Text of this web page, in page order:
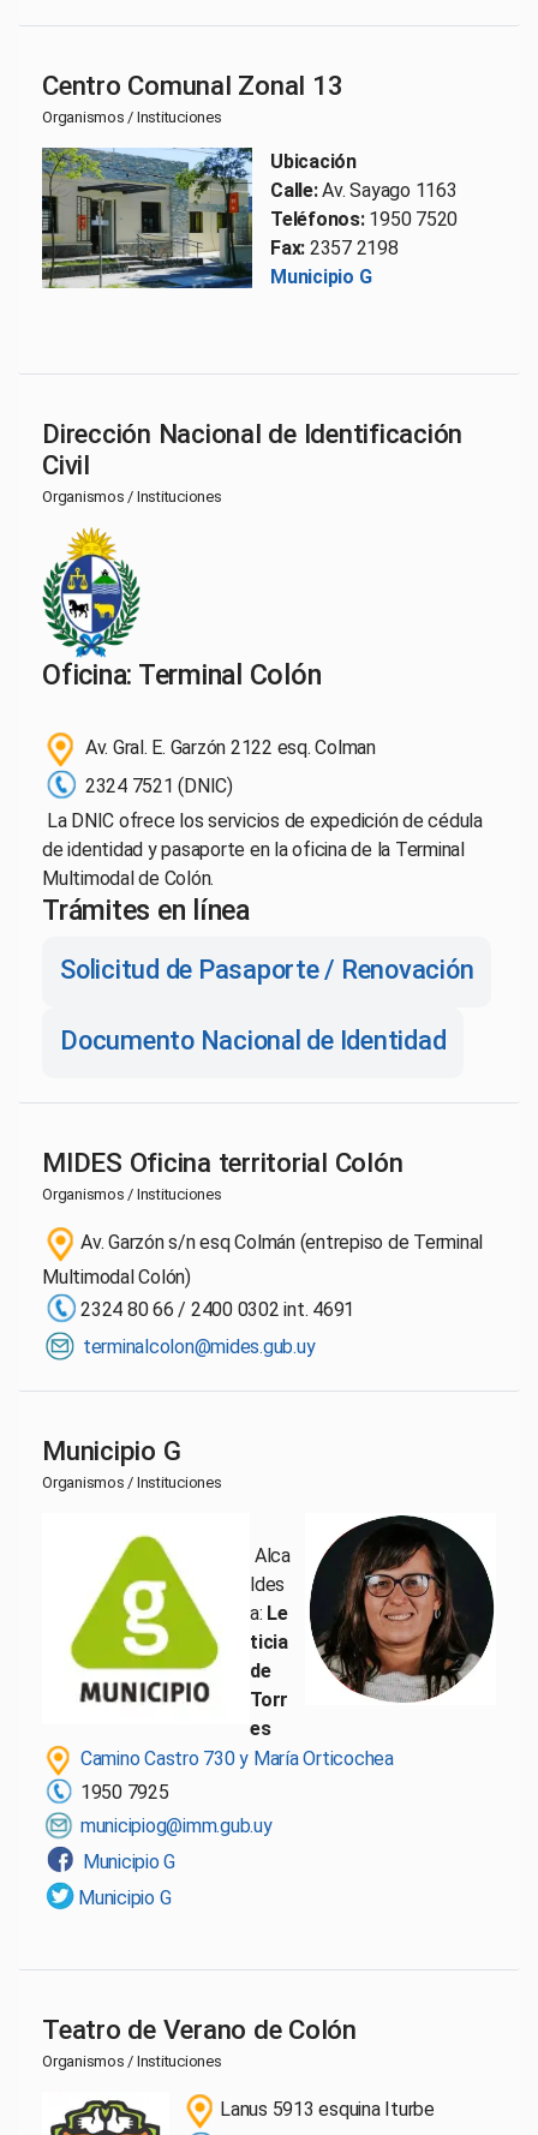
Centro Comunal Zonal 13
Organismos / Instituciones
Ubicación
Calle:Av. Sayago 1163
Teléfonos:1950 7520
Fax: 2357 2198
Municipio G
Dirección Nacional de Identificación
Civil
Organismos / Instituciones
Oficina: Terminal Colón
Av. Gral. E. Garzón 2122 esq. Colman
2324 7521 (DNIC)
La DNIC ofrece los servicios de expedición de cédula
de identidad y pasaporte en la oficina de la Terminal
Multimodal de Colón.
Trámites en línea
Solicitud de Pasaporte / Renovación
Documento Nacional de Identidad
MIDES Oficina territorial Colón
Organismos / Instituciones
Av. Garzón s/n esq Colmán (entrepiso de Terminal
Multimodal Colón)
2324 80 66 / 2400 0302 int. 4691
terminalcolon@mides.gub.uy
Municipio G
Organismos / Instituciones
Alca
ldes
a: Le
ticia
de
Torr
es
Camino Castro 730 y María Orticochea
1950 7925
municipiog@imm.gub.uy
Municipio G
Municipio G
Teatro de Verano de Colón
Organismos / Instituciones
Lanus 5913 esquina Iturbe